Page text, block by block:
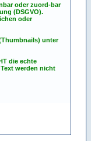
oder zuord-bar
(DSGVO).
oder
unter
die echte
werden nicht